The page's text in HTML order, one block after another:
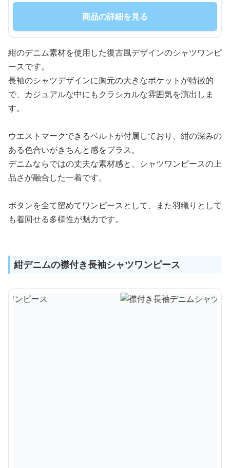
商品の詳細を見る
紺のデニム素材を使用した復古風デザインのシャツワンピ
ースです。
長袖のシャツデザインに胸元の大きなポケットが特徴的
で、カジュアルな中にもクラシカルな雰囲気を演出しま
す。
ウエストマークできるベルトが付属しており、紺の深みの
ある色合いがきちんと感をプラス。
デニムならではの丈夫な素材感と、シャツワンピースの上
品さが融合した一着です。
ボタンを全て留めてワンピースとして、また羽織りとして
も着回せる多様性が魅力です。
紺デニムの襟付き長袖シャツワンピース